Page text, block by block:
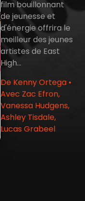
film bouillonnant
de jeunesse et
d'énergie offrira le
meilleur des jeunes
artistes de East
High...
De Kenny Ortega •
Avec Zac Efron,
Vanessa Hudgens,
Ashley Tisdale,
Lucas Grabeel